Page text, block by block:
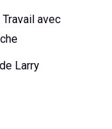
avec
Larry